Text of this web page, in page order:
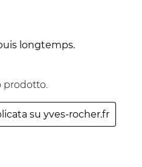
longtemps.
prodotto.
su yves-rocher.fr